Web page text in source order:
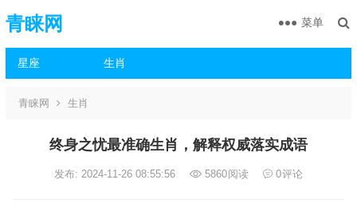
青睐网
星座 生肖
菜单
青睐网 生肖
终身之忧最准确生肖，解释权威落实成语
发布: 2024-11-26 08:55:56 5860阅读 0评论